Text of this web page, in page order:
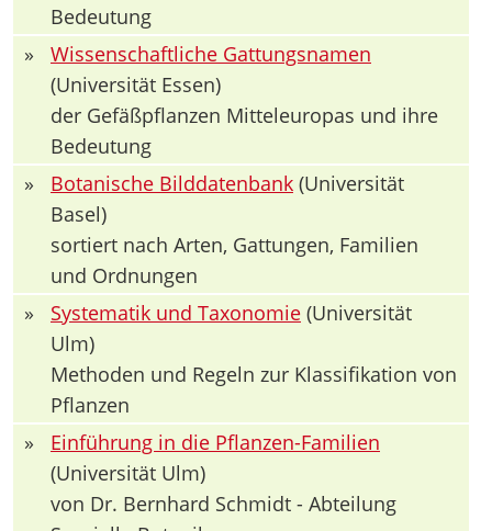
Bedeutung
»
Wissenschaftliche Gattungsnamen
(Universität Essen)
der Gefäßpflanzen Mitteleuropas und ihre
Bedeutung
»
Botanische Bilddatenbank (Universität
Basel)
sortiert nach Arten, Gattungen, Familien
und Ordnungen
»
Systematik und Taxonomie (Universität
Ulm)
Methoden und Regeln zur Klassifikation von
Pflanzen
»
Einführung in die Pflanzen-Familien
(Universität Ulm)
von Dr. Bernhard Schmidt - Abteilung